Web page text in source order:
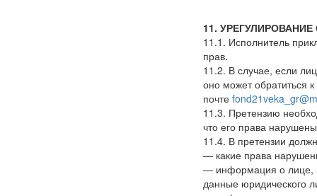
11.
11.1. Исполнитель
прав.
11.2. В случае, если
оно может обратиться
почте
11.3. Претензию
что его права
11.4. В претензии
— какие права
— информация о лице,
данные юридического